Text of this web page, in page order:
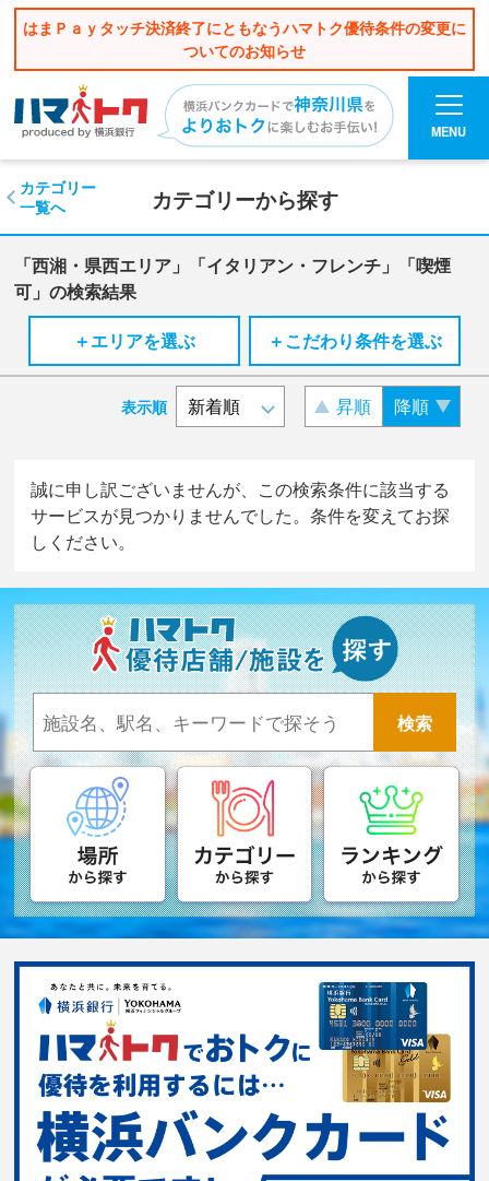
はまＰａｙタッチ決済終了にともなうハマトク優待条件の変更に
ついてのお知らせ
MENU
カテゴリーから探す
カテゴリー
一覧へ
「西湘・県西エリア」「イタリアン・フレンチ」「喫煙
可」の検索結果
＋エリアを選ぶ
＋こだわり条件を選ぶ
表示順 昇順 降順
誠に申し訳ございませんが、この検索条件に該当する
サービスが見つかりませんでした。条件を変えてお探
しください。